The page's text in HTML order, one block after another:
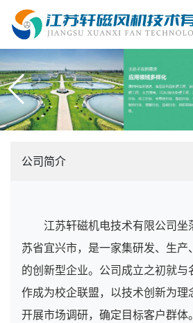
公司简介
江苏轩磁机电技术有限公司坐
苏省宜兴市，是一家集研发、生
的创新型企业。公司成立之初就
作成为校企联盟，以技术创新为理
开展市场调研，确定目标客户群